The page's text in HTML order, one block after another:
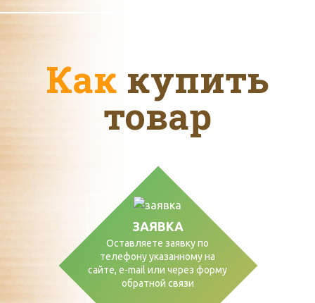
Как купить
товар
ЗАЯВКА
Оставляете заявку по
телефону указанному на
сайте, е-mail или через форму
обратной связи